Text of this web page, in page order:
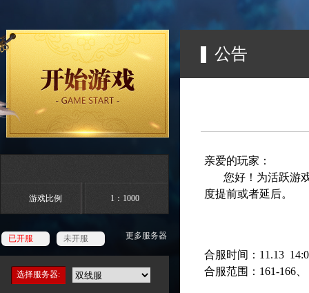
游戏比例 1：1000
已开服 未开服
选择服务器:
更多服务器
公告
亲爱的玩家：
您好！为活跃游
度提前或者延后。
合服时间：11.13
合服范围：161-166、